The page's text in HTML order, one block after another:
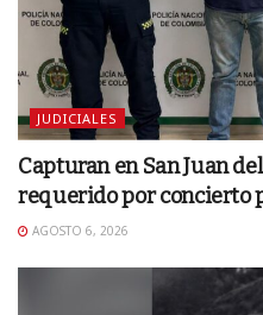
JUDICIALES
Capturan en San Juan
requerido por concierto
AGOSTO 6, 2026